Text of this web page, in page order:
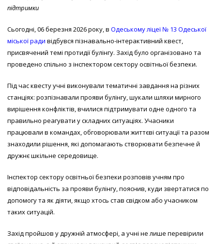
гри
«Ми
булінгу»
підтримки
Сьогодні, 06 березня 2026 року, в Одеському ліцеї № 13 Одеської
міської ради відбувся пізнавально-інтерактивний квест,
присвячений темі протидії булінгу. Захід було організовано та
проведено спільно з інспектором сектору освітньої безпеки.
Під час квесту учні виконували тематичні завдання на різних
станціях: розпізнавали прояви булінгу, шукали шляхи мирного
вирішення конфліктів, вчилися підтримувати одне одного та
правильно реагувати у складних ситуаціях. Учасники
працювали в командах, обговорювали життєві ситуації та разом
знаходили рішення, які допомагають створювати безпечне й
дружнє шкільне середовище.
Інспектор сектору освітньої безпеки розповів учням про
відповідальність за прояви булінгу, пояснив, куди звертатися по
допомогу та як діяти, якщо хтось став свідком або учасником
таких ситуацій.
Захід пройшов у дружній атмосфері, а учні не лише перевірили